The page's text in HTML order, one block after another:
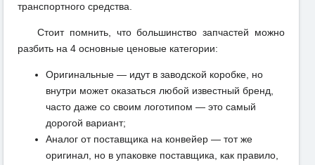
транспортного средства.
Стоит помнить, что большинство запчастей можно
разбить на 4 основные ценовые категории:
Оригинальные — идут в заводской коробке, но
внутри может оказаться любой известный бренд,
часто даже со своим логотипом — это самый
дорогой вариант;
Аналог от поставщика на конвейер — тот же
оригинал, но в упаковке поставщика, как правило,